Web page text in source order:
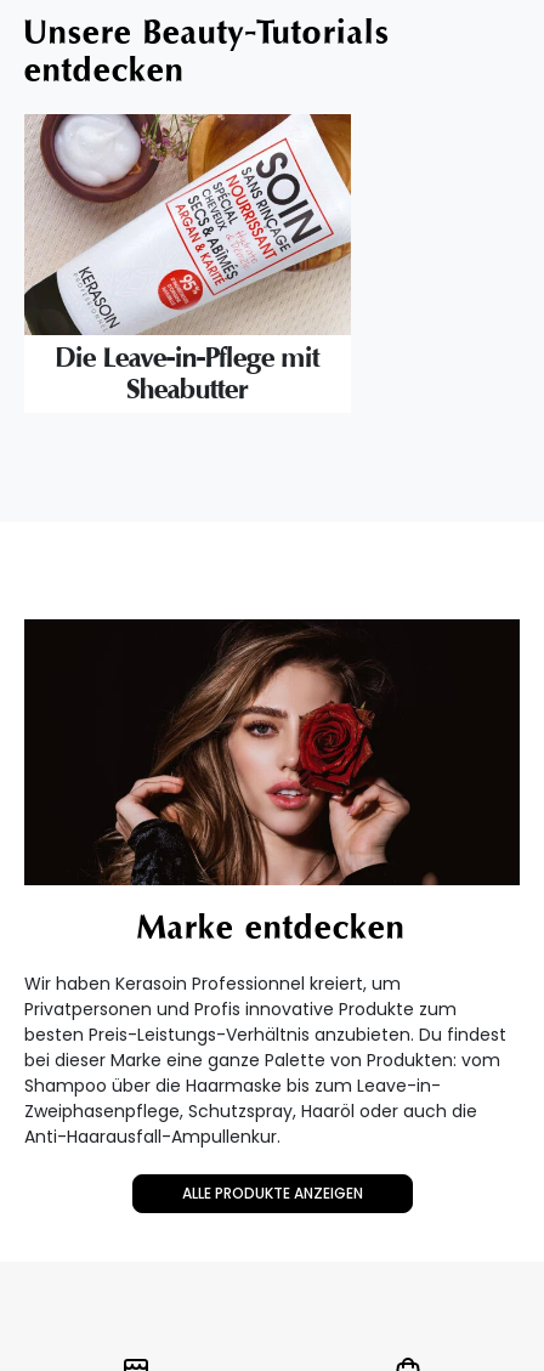
Unsere Beauty-Tutorials
entdecken
Die Leave-in-Pflege mit
Sheabutter
Marke entdecken
Wir haben Kerasoin Professionnel kreiert, um
Privatpersonen und Profis innovative Produkte zum
besten Preis-Leistungs-Verhältnis anzubieten. Du findest
bei dieser Marke eine ganze Palette von Produkten: vom
Shampoo über die Haarmaske bis zum Leave-in-
Zweiphasenpflege, Schutzspray, Haaröl oder auch die
Anti-Haarausfall-Ampullenkur.
ALLE PRODUKTE ANZEIGEN